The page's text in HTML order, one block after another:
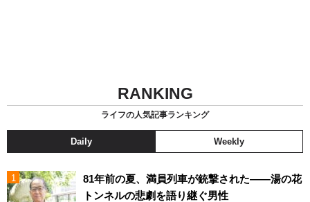
RANKING
ライフの人気記事ランキング
Daily Weekly
81年前の夏、満員列車が銃撃された――湯の花
トンネルの悲劇を語り継ぐ男性